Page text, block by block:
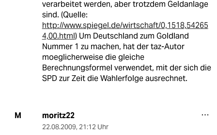
verarbeitet werden, aber trotzdem Geldanlage
sind. (Quelle:
http://www.spiegel.de/wirtschaft/0,1518,54265
4,00.html) Um Deutschland zum Goldland
Nummer 1 zu machen, hat der taz-Autor
moeglicherweise die gleiche
Berechnungsformel verwendet, mit der sich die
SPD zur Zeit die Wahlerfolge ausrechnet.
M moritz22
22.08.2009, 21:12 Uhr